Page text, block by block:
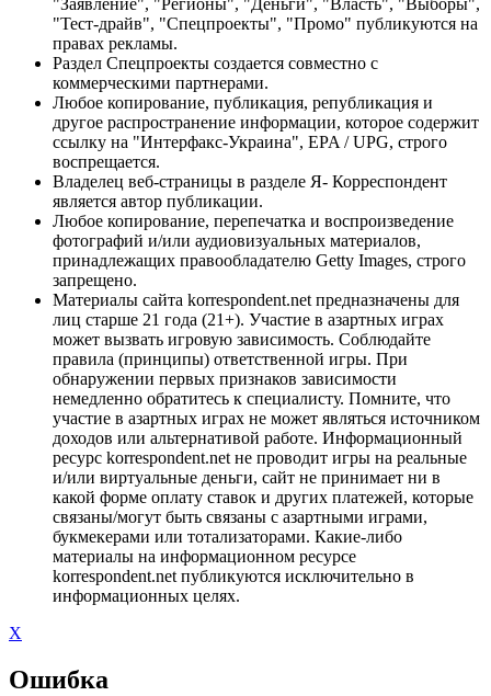
"Заявление", "Регионы", "Деньги", "Власть", "Выборы",
"Тест-драйв", "Спецпроекты", "Промо" публикуются на
правах рекламы.
Раздел Спецпроекты создается совместно с
коммерческими партнерами.
Любое копирование, публикация, републикация и
другое распространение информации, которое содержит
ссылку на "Интерфакс-Украина", EPA / UPG, строго
воспрещается.
Владелец веб-страницы в разделе Я- Корреспондент
является автор публикации.
Любое копирование, перепечатка и воспроизведение
фотографий и/или аудиовизуальных материалов,
принадлежащих правообладателю Getty Images, строго
запрещено.
Материалы сайта korrespondent.net предназначены для
лиц старше 21 года (21+). Участие в азартных играх
может вызвать игровую зависимость. Соблюдайте
правила (принципы) ответственной игры. При
обнаружении первых признаков зависимости
немедленно обратитесь к специалисту. Помните, что
участие в азартных играх не может являться источником
доходов или альтернативой работе. Информационный
ресурс korrespondent.net не проводит игры на реальные
и/или виртуальные деньги, сайт не принимает ни в
какой форме оплату ставок и других платежей, которые
связаны/могут быть связаны с азартными играми,
букмекерами или тотализаторами. Какие-либо
материалы на информационном ресурсе
korrespondent.net публикуются исключительно в
информационных целях.
X
Ошибка